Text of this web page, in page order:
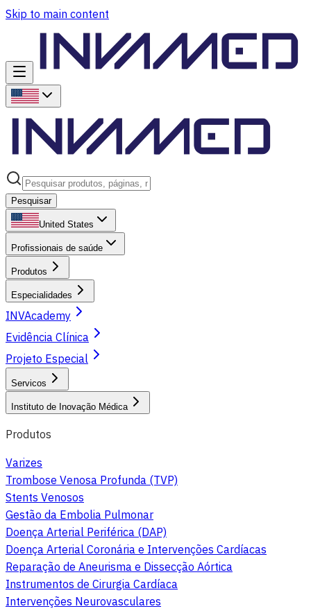
Skip to main content
Pesquisar
United States
Profissionais de saúde
Produtos
Especialidades
INVAcademy
Evidência Clínica
Projeto Especial
Servicos
Instituto de Inovação Médica
Produtos
Varizes
Trombose Venosa Profunda (TVP)
Stents Venosos
Gestão da Embolia Pulmonar
Doença Arterial Periférica (DAP)
Doença Arterial Coronária e Intervenções Cardíacas
Reparação de Aneurisma e Dissecção Aórtica
Instrumentos de Cirurgia Cardíaca
Intervenções Neurovasculares